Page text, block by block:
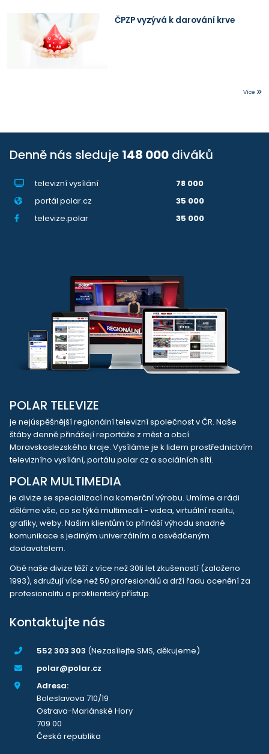
ČPZP vyzývá k darování krve
Více
Denně nás sleduje 148 000 diváků
televizní vysílání
78 000
portál polar.cz
35 000
televize.polar
35 000
POLAR TELEVIZE
je nejúspěšnější regionální televizní společnost v ČR. Naše
štáby denně přinášejí reportáže z měst a obcí
Moravskoslezského kraje. Vysíláme je k lidem prostřednictvím
televizního vysílání, portálu polar.cz a sociálních sítí.
POLAR MULTIMEDIA
je divize se specializací na komerční výrobu. Umíme a rádi
děláme vše, co se týká multimedií - videa, virtuální realitu,
grafiky, weby. Našim klientům to přináší výhodu snadné
komunikace s jediným univerzálním a osvědčeným
dodavatelem.
Obě naše divize těží z více než 30ti let zkušeností (založeno
1993), sdružují více než 50 profesionálů a drží řadu ocenění za
profesionalitu a proklientský přístup.
Kontaktujte nás
552 303 303 (Nezasílejte SMS, děkujeme)
polar@polar.cz
Adresa:
Boleslavova 710/19
Ostrava-Mariánské Hory
709 00
Česká republika